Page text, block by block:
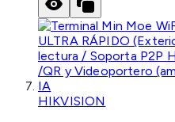
HIKVISION